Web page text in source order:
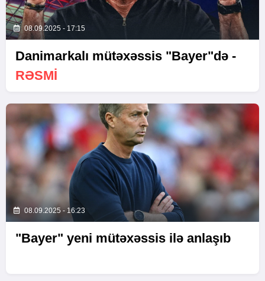
08.09.2025 - 17:15
Danimarkalı mütəxəssis "Bayer"də -
RƏSMI
08.09.2025 - 16:23
"Bayer" yeni mütəxəssis ilə anlaşıb